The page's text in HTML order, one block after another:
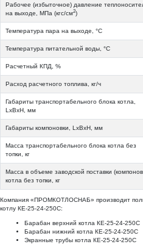
Рабочее (избыточное) давление
на выходе, МПа (кгс/см2)
Температура пара на выходе, °С
Температура питательной воды, °С
Расчетный КПД, %
Расход расчетного топлива, кг/ч
Габариты транспортабельного блока котла,
LхВхH, мм
Габариты компоновки, LхВхH, мм
Масса транспортабельного блока котла без
топки, кг
Масса в объеме заводской поставки
котла без топки, кг
Компания «ПРОМКОТЛОСНАБ» производит
котлу КЕ-25-24-250С:
Барабан верхний котла КЕ-25-24-250С
Барабан нижний котла КЕ-25-24-250С
Экранные трубы котла КЕ-25-24-250С